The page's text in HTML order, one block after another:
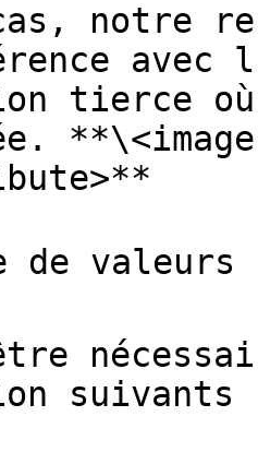
notre
tierce
de valeurs
suivants